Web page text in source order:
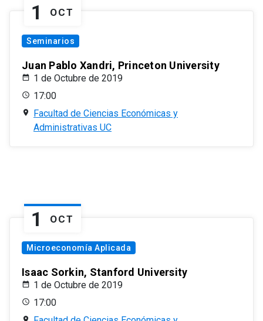
1 OCT
Seminarios
Juan Pablo Xandri, Princeton University
1 de Octubre de 2019
17:00
Facultad de Ciencias Económicas y
Administrativas UC
1 OCT
Microeconomía Aplicada
Isaac Sorkin, Stanford University
1 de Octubre de 2019
17:00